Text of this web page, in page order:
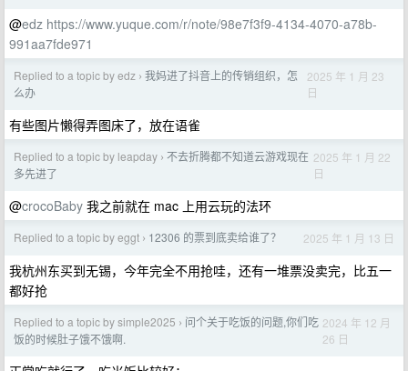
@edz https://www.yuque.com/r/note/98e7f3f9-4134-4070-a78b-
991aa7fde971
Replied to a topic by edz › 我妈进了抖音上的传销组织，怎
么办
2025 年 1 月 23
日
有些图片懒得弄图床了，放在语雀
Replied to a topic by leapday › 不去折腾都不知道云游戏现在
多先进了
2025 年 1 月 22
日
@crocoBaby 我之前就在 mac 上用云玩的法环
Replied to a topic by eggt › 12306 的票到底卖给谁了？ 2025 年 1 月 13 日
我杭州东买到无锡，今年完全不用抢哇，还有一堆票没卖完，比五一
都好抢
Replied to a topic by simple2025 › 问个关于吃饭的问题,你们吃
饭的时候肚子饿不饿啊.
2024 年 12 月
26 日